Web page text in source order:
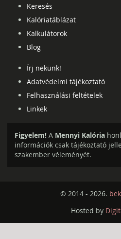
Keresés
Kalóriatáblázat
Kalkulátorok
Blog
Írj nekünk!
Adatvédelmi tájékoztató
Felhasználási feltételek
Linkek
Figyelem! A Mennyi Kalória
információk csak tájékoztató
szakember véleményét.
© 2014 - 2026.
Hosted by